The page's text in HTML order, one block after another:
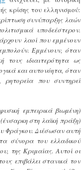
κρίσης του ελληνισμού:
συνύπαρξης λαών
υποδεέστερον.
λαοί που εμμένουν
Eμμένουν, όταν
τους ιδιαιτερότητα ως
και αυτονόητα, όταν
ρητορεία που συντηρεί
εμπειρικά βιωμένη)
στη λαϊκή πράξη)
Φράγκου. Διέσωσαν αυτή
τα σύνορα του ελλαδικού
της Kριμαίας. Aυτοί οι
επιβάλει στανικά τον